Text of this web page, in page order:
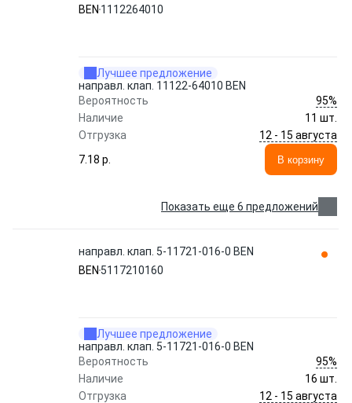
BEN 1112264010
Лучшее предложение
направл. клап. 11122-64010 BEN
Вероятность
95%
Наличие
11 шт.
Отгрузка
12 - 15 августа
7.18 p.
В корзину
Показать еще 6 предложений
направл. клап. 5-11721-016-0 BEN
BEN 5117210160
Лучшее предложение
направл. клап. 5-11721-016-0 BEN
Вероятность
95%
Наличие
16 шт.
Отгрузка
12 - 15 августа